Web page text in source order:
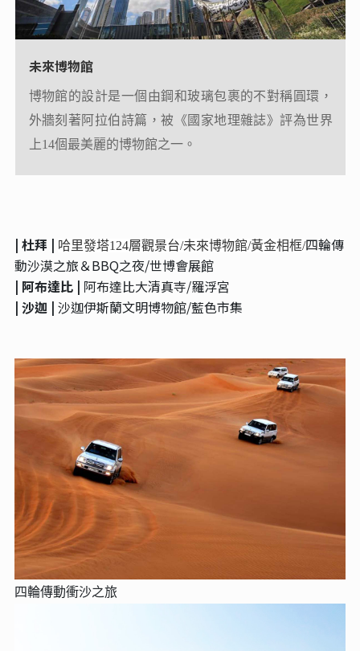
未來博物館
博物館的設計是一個由鋼和玻璃包裹的不對稱圓環，
外牆刻著阿拉伯詩篇，被《國家地理雜誌》評為世界
上14個最美麗的博物館之一。
阿布達比大清真寺
是阿布達比最大的清真寺，也是唯一一座促成伊斯蘭
教與世界其他文化間獨特交融的清真寺。
| 杜拜 | 哈里發塔124層觀景台/未來博物館/黃金相框/四輪傳
動沙漠之旅＆BBQ之夜/世博會展館
| 阿布達比 | 阿布達比大清真寺/羅浮宮
| 沙迦 | 沙迦伊斯蘭文明博物館/藍色市集
四輪傳動衝沙之旅